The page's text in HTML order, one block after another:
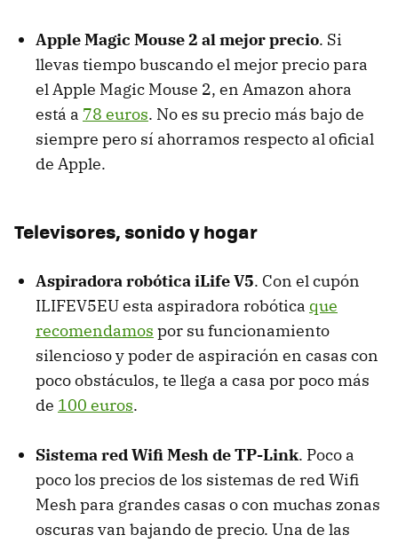
Apple Magic Mouse 2 al mejor precio. Si
llevas tiempo buscando el mejor precio para
el Apple Magic Mouse 2, en Amazon ahora
está a 78 euros. No es su precio más bajo de
siempre pero sí ahorramos respecto al oficial
de Apple.
Televisores, sonido y hogar
Aspiradora robótica iLife V5. Con el cupón
ILIFEV5EU esta aspiradora robótica que
recomendamos por su funcionamiento
silencioso y poder de aspiración en casas con
poco obstáculos, te llega a casa por poco más
de 100 euros.
Sistema red Wifi Mesh de TP-Link. Poco a
poco los precios de los sistemas de red Wifi
Mesh para grandes casas o con muchas zonas
oscuras van bajando de precio. Una de las